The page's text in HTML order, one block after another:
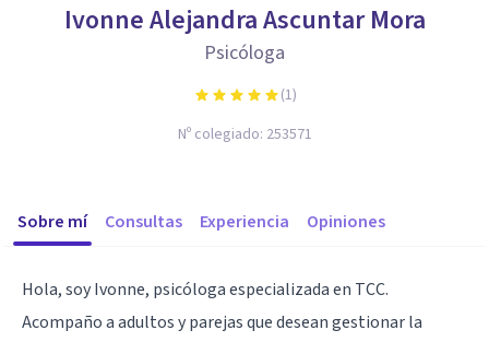
Ivonne Alejandra Ascuntar Mora
Psicóloga
(1)
Nº colegiado: 253571
Sobre mí Consultas Experiencia Opiniones
Hola, soy Ivonne, psicóloga especializada en TCC.
Acompaño a adultos y parejas que desean gestionar la